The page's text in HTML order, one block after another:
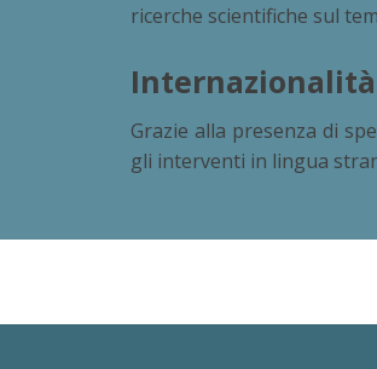
ricerche scientifiche sul
Internazionalità
Grazie alla presenza di
gli interventi in lingua